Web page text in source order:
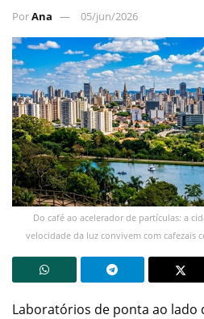
PorAna 05/jun/2026
Do café ao acelerador de partículas: a
velocidade da luz convivem com cafezais
Laboratórios de ponta ao lado